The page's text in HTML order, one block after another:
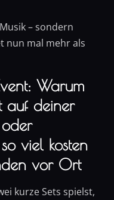
– sondern
nun mal mehr als
Warum
auf deiner
oder
viel kosten
vor Ort
kurze Sets spielst,